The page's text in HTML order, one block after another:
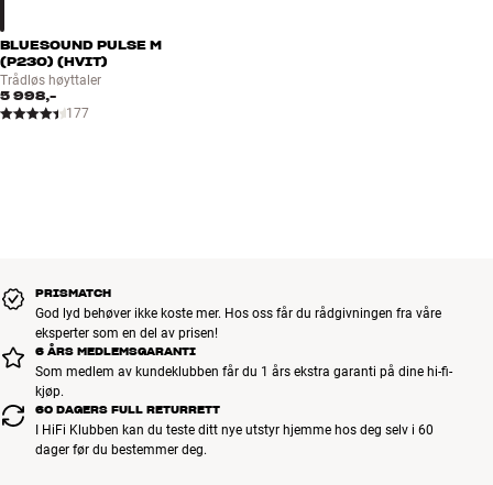
BLUESOUND PULSE M
(P230) (HVIT)
Trådløs høyttaler
5 998,-
177
PRISMATCH
God lyd behøver ikke koste mer. Hos oss får du rådgivningen fra våre
eksperter som en del av prisen!
6 ÅRS MEDLEMSGARANTI
Som medlem av kundeklubben får du 1 års ekstra garanti på dine hi-fi-
kjøp.
60 DAGERS FULL RETURRETT
I HiFi Klubben kan du teste ditt nye utstyr hjemme hos deg selv i 60
dager før du bestemmer deg.